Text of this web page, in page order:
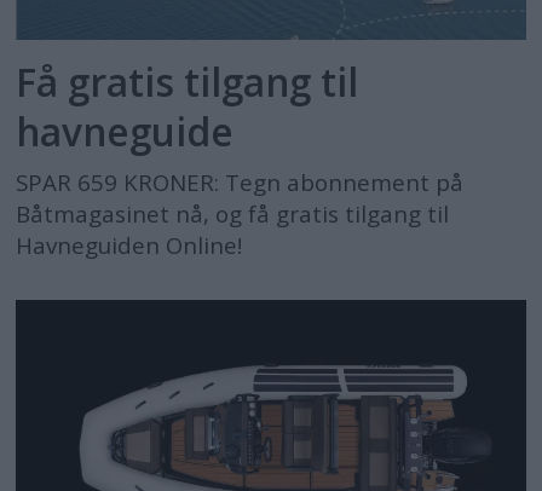
Få gratis tilgang til
havneguide
SPAR 659 KRONER: Tegn abonnement på
Båtmagasinet nå, og få gratis tilgang til
Havneguiden Online!